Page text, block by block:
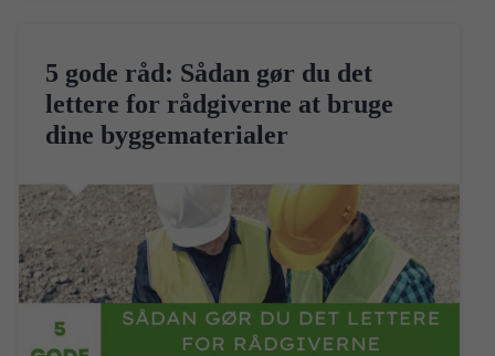
5 gode råd: Sådan gør du det
lettere for rådgiverne at bruge
dine byggematerialer